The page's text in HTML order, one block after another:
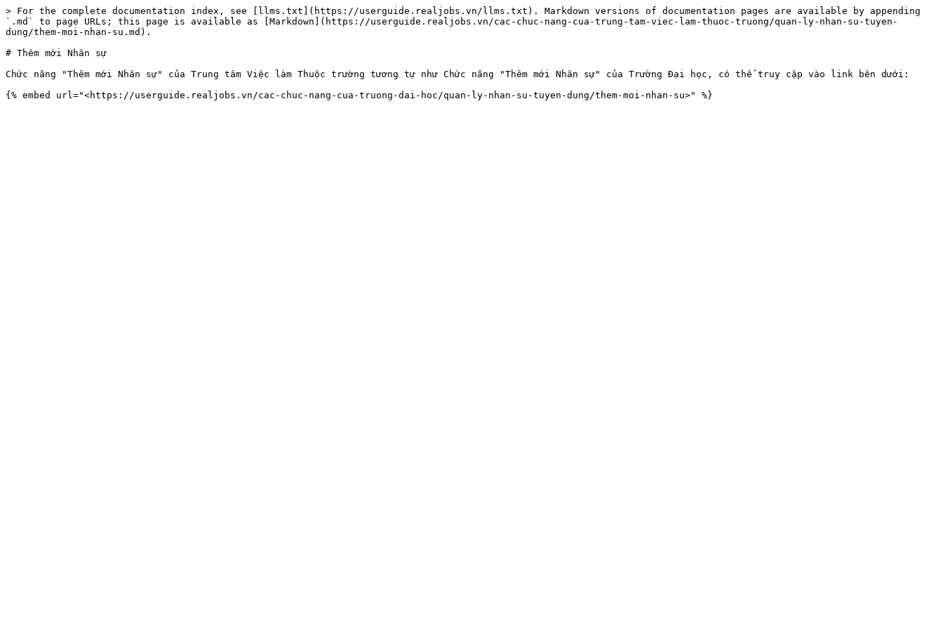
> For the complete documentation index, see [llms.txt](https://userguide.realjobs.vn/llms.txt). Markdown versions of documentation pages are available by appending
`.md` to page URLs; this page is available as [Markdown](https://userguide.realjobs.vn/cac-chuc-nang-cua-trung-tam-viec-lam-thuoc-truong/quan-ly-nhan-su-tuyen-
dung/them-moi-nhan-su.md).
# Thêm mới Nhân sự
Chức năng "Thêm mới Nhân sự" của Trung tâm Việc làm Thuộc trường tương tự như Chức năng "Thêm mới Nhân sự" của Trường Đại học, có thể truy cập vào link bên dưới: